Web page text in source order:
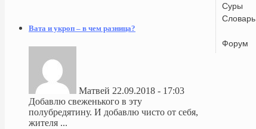
Суры
Словарь
Форум
Вата и укроп – в чем разница?
Матвей 22.09.2018 - 17:03
Добавлю свеженького в эту
полубредятину. И добавлю чисто от себя,
жителя ...